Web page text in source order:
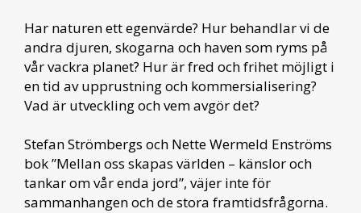
Har naturen ett egenvärde? Hur behandlar vi de
andra djuren, skogarna och haven som ryms på
vår vackra planet? Hur är fred och frihet möjligt i
en tid av upprustning och kommersialisering?
Vad är utveckling och vem avgör det?
Stefan Strömbergs och Nette Wermeld Enströms
bok ”Mellan oss skapas världen – känslor och
tankar om vår enda jord”, väjer inte för
sammanhangen och de stora framtidsfrågorna.